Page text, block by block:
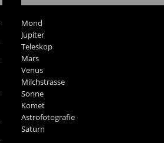
Mond
Jupiter
Teleskop
Mars
Venus
Milchstrasse
Sonne
Komet
Astrofotografie
Saturn